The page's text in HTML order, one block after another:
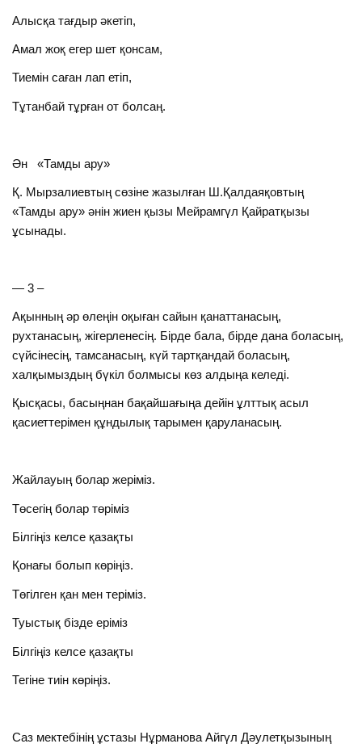
Алысқа тағдыр әкетіп,
Амал жоқ егер шет қонсам,
Тиемін саған лап етіп,
Тұтанбай тұрған от болсаң.
Ән «Тамды ару»
Қ. Мырзалиевтың сөзіне жазылған Ш.Қалдаяқовтың
«Тамды ару» әнін жиен қызы Мейрамгүл Қайратқызы
ұсынады.
— 3 –
Ақынның әр өлеңін оқыған сайын қанаттанасың,
рухтанасың, жігерленесің. Бірде бала, бірде дана боласың,
сүйсінесің, тамсанасың, күй тартқандай боласың,
халқымыздың бүкіл болмысы көз алдыңа келеді.
Қысқасы, басыңнан бақайшағыңа дейін ұлттық асыл
қасиеттерімен құндылық тарымен қаруланасың.
Жайлауың болар жеріміз.
Төсегің болар төріміз
Білгіңіз келсе қазақты
Қонағы болып көріңіз.
Төгілген қан мен теріміз.
Туыстық бізде еріміз
Білгіңіз келсе қазақты
Тегіне тиін көріңіз.
Саз мектебінің ұстазы Нұрманова Айгүл Дәулетқызының